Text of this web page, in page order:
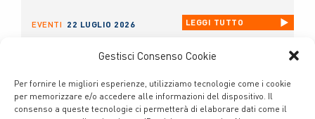
Gestisci Consenso Cookie
Per fornire le migliori esperienze, utilizziamo tecnologie come i cookie
per memorizzare e/o accedere alle informazioni del dispositivo. Il
consenso a queste tecnologie ci permetterà di elaborare dati come il
EVENTI 22 LUGLIO 2026 LEGGI TUTTO